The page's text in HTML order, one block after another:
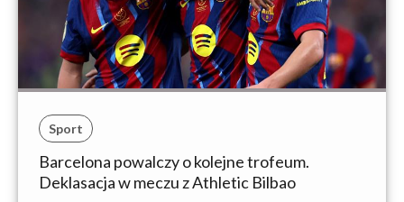
Sport
Barcelona powalczy o kolejne trofeum.
Deklasacja w meczu z Athletic Bilbao